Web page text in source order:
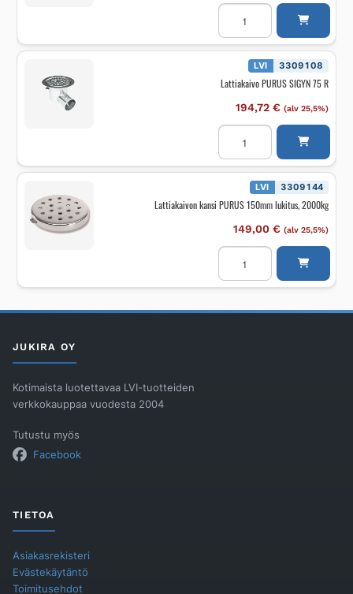
Lattiakaivo
PURUS
Sigyn
50
P
määrä LVI 3309108
Lattiakaivo PURUS SIGYN 75 R
194,72 € (alv 25,5%)
Lattiakaivo
PURUS
SIGYN
75
R
LVI 3309144
Lattiakaivon kansi PURUS 150mm lukitus, 2000kg
149,00 € (alv 25,5%)
Lattiakaivon
kansi
PURUS
150mm
määrä
JUKIRA OY
Kotimaista luotettavaa LVI-tuotteiden
verkkokauppaa vuodesta 2004
Tutustu myös
Facebook
TIETOA
Asiakasrekisteri
Evästekäytäntö
Toimitusehdot